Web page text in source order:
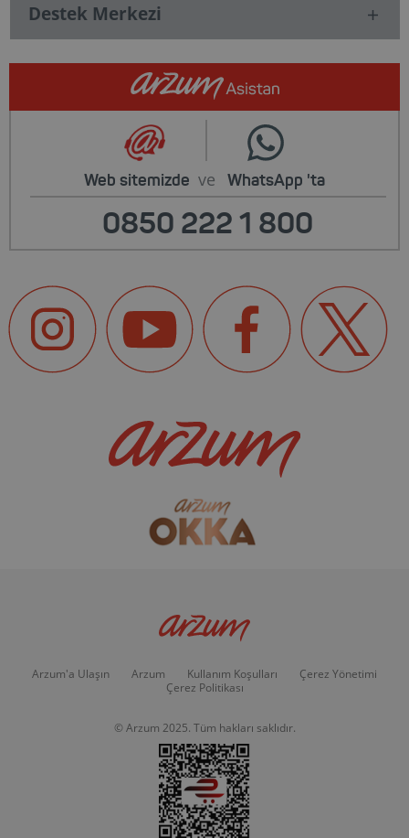
Destek Merkezi
Web sitemizde ve WhatsApp 'ta
0850 222 1 800
Arzum'a Ulaşın Arzum Kullanım Koşulları
Çerez Yönetimi
Çerez Politikası
© Arzum 2025. Tüm hakları saklıdır.